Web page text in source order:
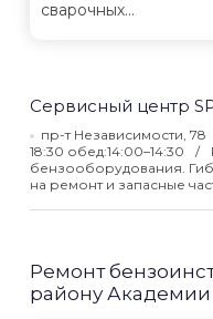
сварочных...
Сервисный центр
пр-т Независимости, 78
18:30 обед:14:00–14:30
бензооборудования.
на ремонт и запасные
Ремонт
району Академии